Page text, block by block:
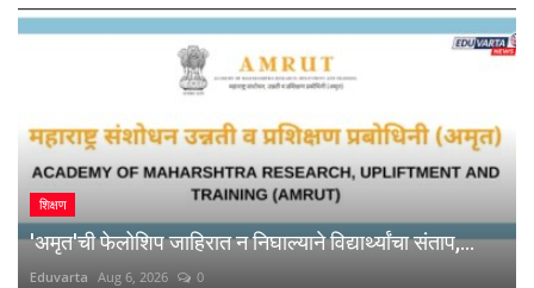
शिक्षण
'अमृत'ची फेलोशिप जाहिरात न निघाल्याने विद्यार्थ्यांचा संताप,...
Eduvarta Aug 6, 2026 0